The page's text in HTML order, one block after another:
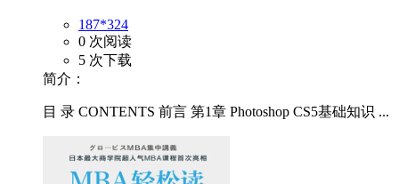
187*324
0 次阅读
5 次下载
简介：
目 录 CONTENTS 前言 第1章 Photoshop CS5基础知识 ...